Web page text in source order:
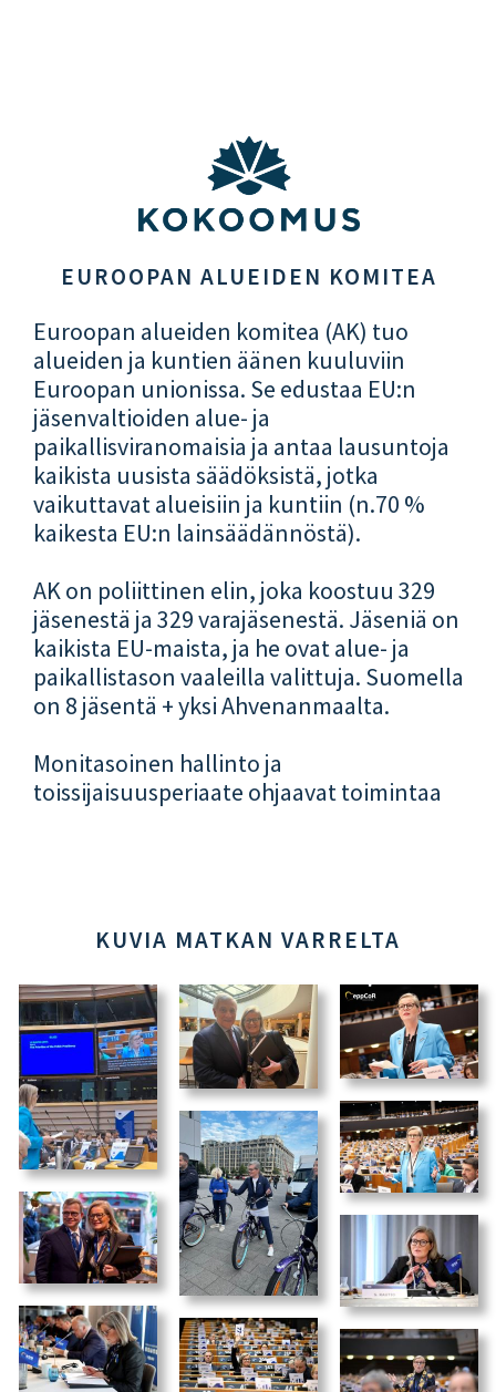
EUROOPAN ALUEIDEN KOMITEA
Euroopan alueiden komitea (AK) tuo
alueiden ja kuntien äänen kuuluviin
Euroopan unionissa. Se edustaa EU:n
jäsenvaltioiden alue- ja
paikallisviranomaisia ja antaa lausuntoja
kaikista uusista säädöksistä, jotka
vaikuttavat alueisiin ja kuntiin (n.70 %
kaikesta EU:n lainsäädännöstä).
AK on poliittinen elin, joka koostuu 329
jäsenestä ja 329 varajäsenestä. Jäseniä on
kaikista EU-maista, ja he ovat alue- ja
paikallistason vaaleilla valittuja. Suomella
on 8 jäsentä + yksi Ahvenanmaalta.
Monitasoinen hallinto ja
toissijaisuusperiaate ohjaavat toimintaa
KUVIA MATKAN VARRELTA